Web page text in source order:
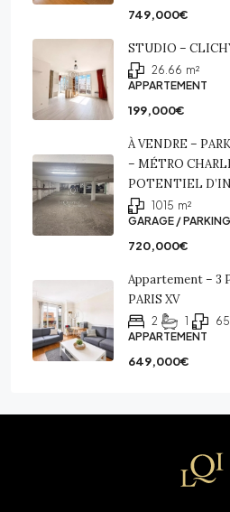
749,000€
STUDIO –
26.66 m²
APPARTEMENT
199,000€
À VENDRE –
– MÉTRO
POTENTIEL
1015 m²
GARAGE / PARKING
720,000€
Appartement – 3
PARIS XV
2 1
APPARTEMENT
649,000€